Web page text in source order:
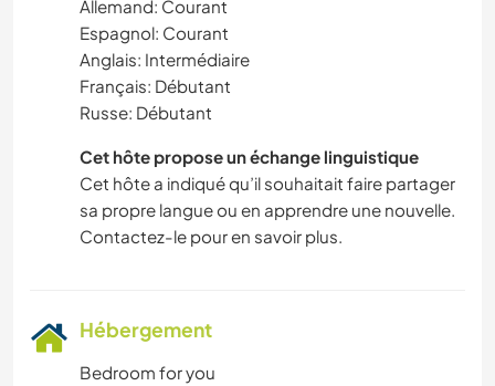
Allemand: Courant
Espagnol: Courant
Anglais: Intermédiaire
Français: Débutant
Russe: Débutant
Cet hôte propose un échange linguistique
Cet hôte a indiqué qu’il souhaitait faire partager
sa propre langue ou en apprendre une nouvelle.
Contactez-le pour en savoir plus.
Hébergement
Bedroom for you